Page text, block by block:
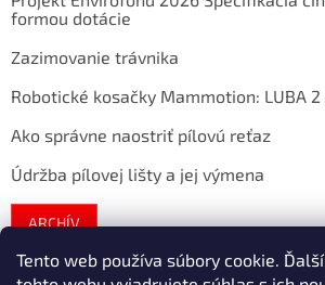
Tento web používa súbory cookie.
formou dotácie
Zazimovanie trávnika
Robotické kosačky Mammotion: LUBA 2
Ako správne naostriť pílovú reťaz
Údržba pílovej lišty a jej výmena
ARCHÍV